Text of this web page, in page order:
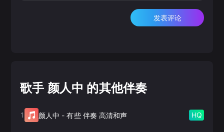
发表评论
歌手 颜人中 的其他伴奏
1 颜人中 -有些 伴奏 高清和声 HQ